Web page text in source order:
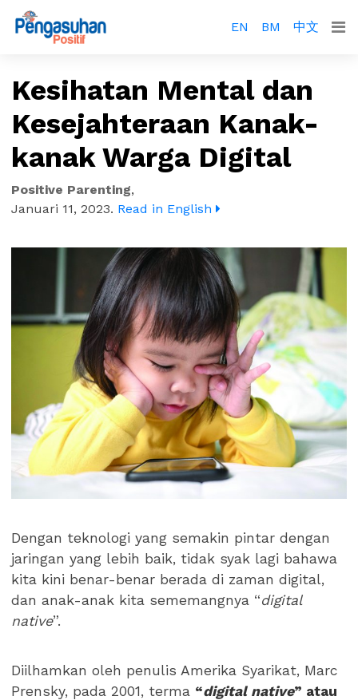
EN BM 中文
Kesihatan Mental dan
Kesejahteraan Kanak-
kanak Warga Digital
Positive Parenting,
Januari 11, 2023. Read in English
Dengan teknologi yang semakin pintar dengan
jaringan yang lebih baik, tidak syak lagi bahawa
kita kini benar-benar berada di zaman digital,
dan anak-anak kita sememangnya “digital
native”.
Diilhamkan oleh penulis Amerika Syarikat, Marc
Prensky, pada 2001, terma “digital native” atau